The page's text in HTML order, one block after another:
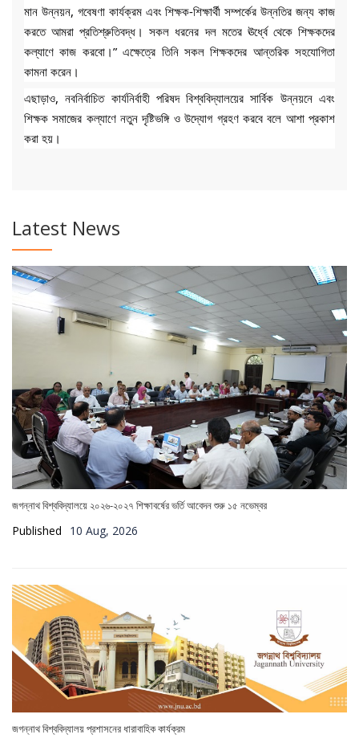
মান উন্নয়ন, গবেষণা কার্যক্রম এবং শিক্ষক-শিক্ষার্থী সম্পর্কের উন্নতির জন্য কাজ
করতে আমরা প্রতিশ্রুতিবদ্ধ। সকল ধরনের দল মতের ঊর্ধ্বে থেকে শিক্ষকদের
কল্যাণে কাজ করবো।” এক্ষেত্রে তিনি সকল শিক্ষকদের আন্তরিক সহযোগিতা
কামনা করেন।
এছাড়াও, নবনির্বাচিত কার্যনির্বাহী পরিষদ বিশ্ববিদ্যালয়ের সার্বিক উন্নয়নে এবং
শিক্ষক সমাজের কল্যাণে নতুন দৃষ্টিভঙ্গি ও উদ্যোগ গ্রহণ করবে বলে আশা প্রকাশ
করা হয়।
Latest News
জগন্নাথ বিশ্ববিদ্যালয়ে ২০২৬-২০২৭ শিক্ষাবর্ষের ভর্তি আবেদন শুরু ১৫ নভেম্বর
Published 10 Aug, 2026
জগন্নাথ বিশ্ববিদ্যালয় প্রশাসনের ধারাবাহিক কার্যক্রম